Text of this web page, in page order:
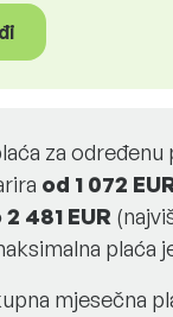
za određenu
od 1 072
2 481 EUR
plaća
mjesečna